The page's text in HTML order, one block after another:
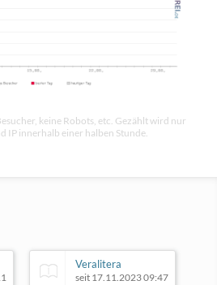
keine Robots, etc. Gezählt wird nur
IP innerhalb einer halben Stunde.
Veralitera
seit 17.11.2023 09:47